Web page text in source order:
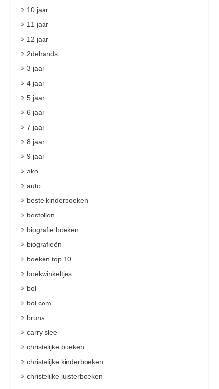
10 jaar
11 jaar
12 jaar
2dehands
3 jaar
4 jaar
5 jaar
6 jaar
7 jaar
8 jaar
9 jaar
ako
auto
beste kinderboeken
bestellen
biografie boeken
biografieën
boeken top 10
boekwinkeltjes
bol
bol com
bruna
carry slee
christelijke boeken
christelijke kinderboeken
christelijke luisterboeken